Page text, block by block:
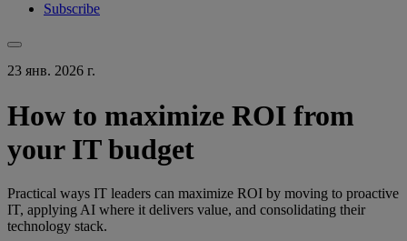
Subscribe
23 янв. 2026 г.
How to maximize ROI from
your IT budget
Practical ways IT leaders can maximize ROI by moving to proactive
IT, applying AI where it delivers value, and consolidating their
technology stack.